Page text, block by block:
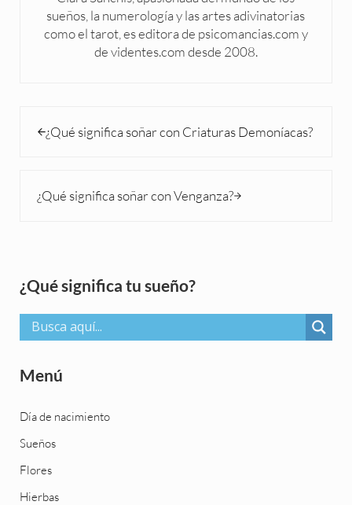
sueños, la numerología y las artes adivinatorias
como el tarot, es editora de psicomancias.com y
de videntes.com desde 2008.
¿Qué significa soñar con Criaturas Demoníacas?
¿Qué significa soñar con Venganza?
Sidebar
¿Qué significa tu sueño?
Menú
Día de nacimiento
Sueños
Flores
Hierbas